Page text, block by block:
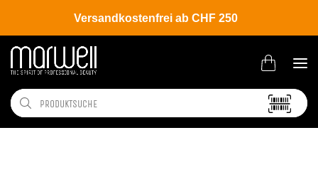
Versandkostenfrei ab CHF 250
Shop Brands L'ANZA Coloration Healing Color